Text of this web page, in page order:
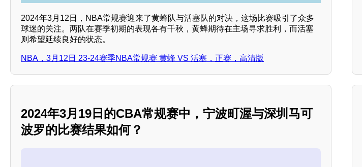
2024年3月12日，NBA常规赛迎来了黄蜂队与活塞队的对决，这场比赛吸引了众多
球迷的关注。两队在赛季初期的表现各有千秋，黄蜂期待在主场寻求胜利，而活塞
则希望延续良好的状态。
NBA，3月12日 23-24赛季NBA常规赛 黄蜂 VS 活塞，正赛，高清版
2024年3月19日的CBA常规赛中，宁波町渥与深圳马可
波罗的比赛结果如何？